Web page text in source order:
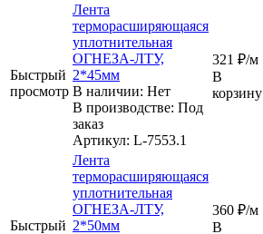
Быстрый
просмотр
Лента
терморасширяющаяся
уплотнительная
ОГНЕЗА-ЛТУ,
2*45мм
В наличии: Нет
В производстве: Под
заказ
Артикул: L-7553.1
321 ₽/м
В
корзину
Быстрый
Лента
терморасширяющаяся
уплотнительная
ОГНЕЗА-ЛТУ,
2*50мм
360 ₽/м
В